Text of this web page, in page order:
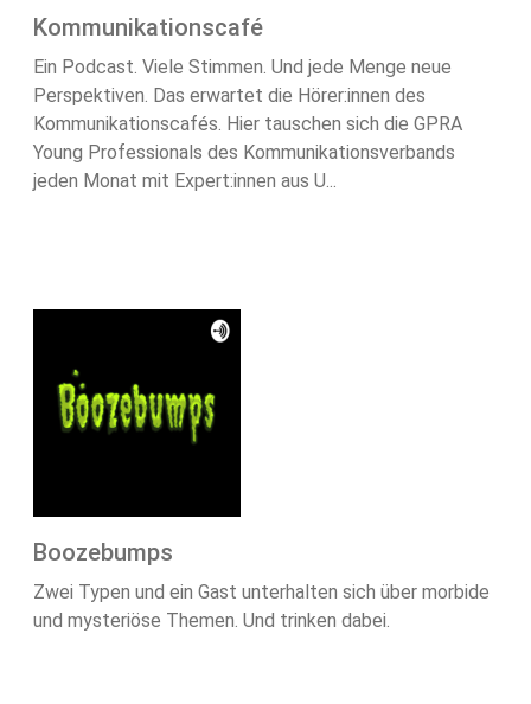
Kommunikationscafé
Ein Podcast. Viele Stimmen. Und jede Menge neue
Perspektiven. Das erwartet die Hörer:innen des
Kommunikationscafés. Hier tauschen sich die GPRA
Young Professionals des Kommunikationsverbands
jeden Monat mit Expert:innen aus U...
Boozebumps
Zwei Typen und ein Gast unterhalten sich über morbide
und mysteriöse Themen. Und trinken dabei.